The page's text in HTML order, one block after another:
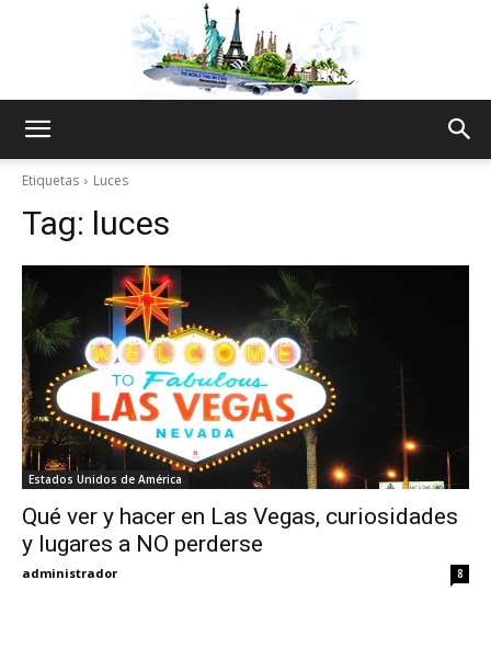
Thru
My
Eyes
Etiquetas Luces
Tag: luces
Estados Unidos de América
Qué ver y hacer en Las Vegas, curiosidades
y lugares a NO perderse
administrador 8